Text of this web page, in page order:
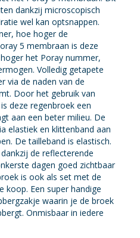
dankzij microscopisch
wel kan optsnappen.
hoe hoger de
5 membraan is deze
het Poray nummer,
Volledig getapete
via de naden van de
Door het gebruik van
deze regenbroek een
aan een beter milieu. De
elastiek en klittenband aan
De tailleband is elastisch.
de reflecterende
dagen goed zichtbaar
is ook als set met de
koop. Een super handige
waarin je de broek
Onmisbaar in iedere